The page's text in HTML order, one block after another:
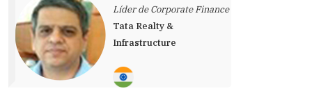
Líder de Corporate Finance
Tata Realty &
Infrastructure